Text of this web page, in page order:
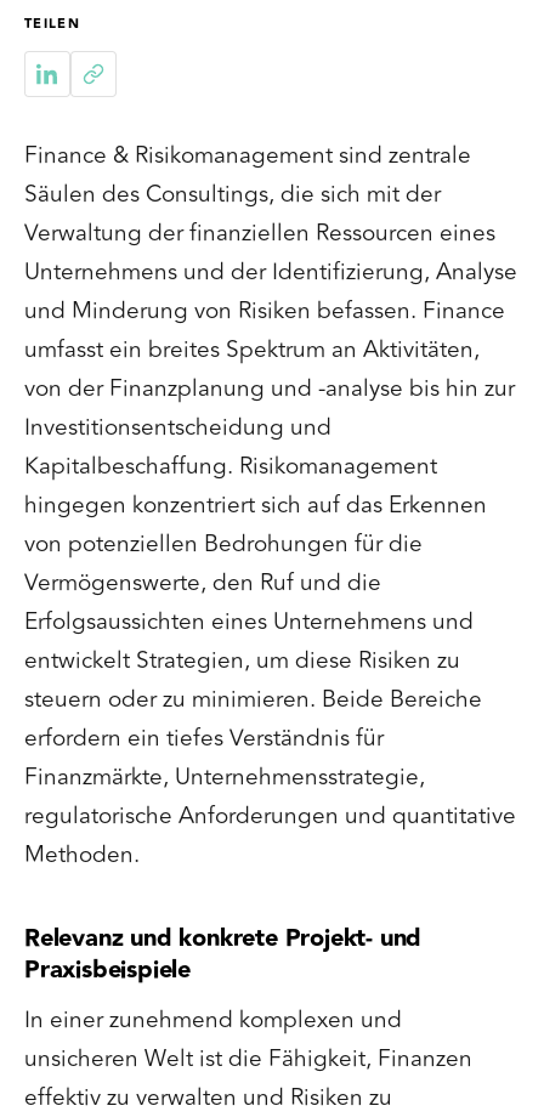
TEILEN
Finance & Risikomanagement sind zentrale
Säulen des Consultings, die sich mit der
Verwaltung der finanziellen Ressourcen eines
Unternehmens und der Identifizierung, Analyse
und Minderung von Risiken befassen. Finance
umfasst ein breites Spektrum an Aktivitäten,
von der Finanzplanung und -analyse bis hin zur
Investitionsentscheidung und
Kapitalbeschaffung. Risikomanagement
hingegen konzentriert sich auf das Erkennen
von potenziellen Bedrohungen für die
Vermögenswerte, den Ruf und die
Erfolgsaussichten eines Unternehmens und
entwickelt Strategien, um diese Risiken zu
steuern oder zu minimieren. Beide Bereiche
erfordern ein tiefes Verständnis für
Finanzmärkte, Unternehmensstrategie,
regulatorische Anforderungen und quantitative
Methoden.
Relevanz und konkrete Projekt- und
Praxisbeispiele
In einer zunehmend komplexen und
unsicheren Welt ist die Fähigkeit, Finanzen
effektiv zu verwalten und Risiken zu